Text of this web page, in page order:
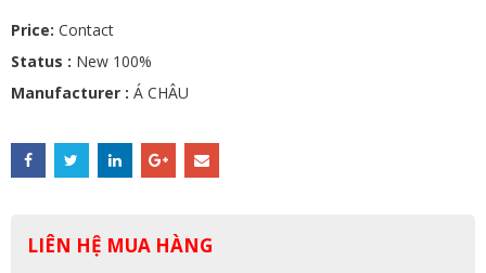
Price: Contact
Status : New 100%
Manufacturer : Á CHÂU
LIÊN HỆ MUA HÀNG